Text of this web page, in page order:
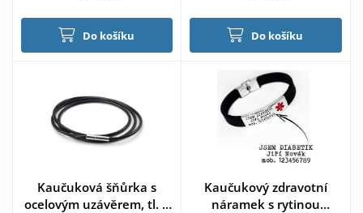
Do košíku Do košíku
Kaučuková šňůrka s
ocelovým uzávěrem, tl. 2
Kaučukový zdravotní
náramek s rytinou